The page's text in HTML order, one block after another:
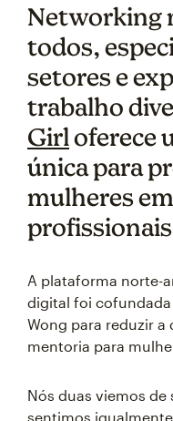
Networking
todos,
setores e
trabalho
Girloferece
única para
mulheres
A plataforma norte-
digital foi cofundada
Wong para reduzir
mentoria para
Nós duas viemos
sentimos